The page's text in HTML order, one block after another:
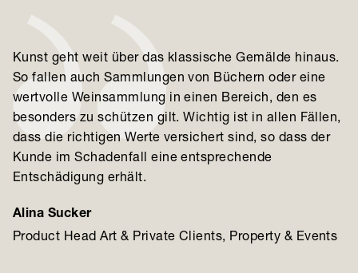
Kunst geht weit über das klassische Gemälde hinaus.
So fallen auch Sammlungen von Büchern oder eine
wertvolle Weinsammlung in einen Bereich, den es
besonders zu schützen gilt. Wichtig ist in allen Fällen,
dass die richtigen Werte versichert sind, so dass der
Kunde im Schadenfall eine entsprechende
Entschädigung erhält.
Alina Sucker
Product Head Art & Private Clients, Property & Events